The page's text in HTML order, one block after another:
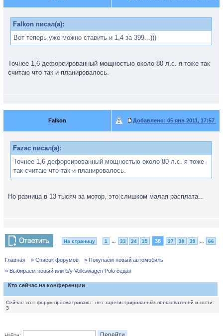
Falkon писал(а):
Вот теперь уже можно ставить и 1,4 за 399...)))
Точнее 1,6 дефорсированный мощностью около 80 л.с. я тоже так
считаю что так и планировалось.
Falkon Добавлено: 05 янв 2011, 17:57
Fazac писал(а):
Точнее 1,6 дефорсированный мощностью около 80 л.с. я тоже
так считаю что так и планировалось.
Но разница в 13 тысяч за мотор, это слишком малая расплата...
На страницу 1 33 34 35 36 37 38 39 66
Главная » Список форумов
» Покупаем новый автомобиль
» Выбираем новый или б/у Volkswagen Polo седан
Кто сейчас на конференции
Сейчас этот форум просматривают: нет зарегистрированных пользователей и гости:
3